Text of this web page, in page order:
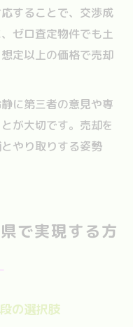
することで、交渉成
ゼロ査定物件でも土
定以上の価格で売却
に第三者の意見や専
が大切です。売却を
やり取りする姿勢
で実現する方
の選択肢